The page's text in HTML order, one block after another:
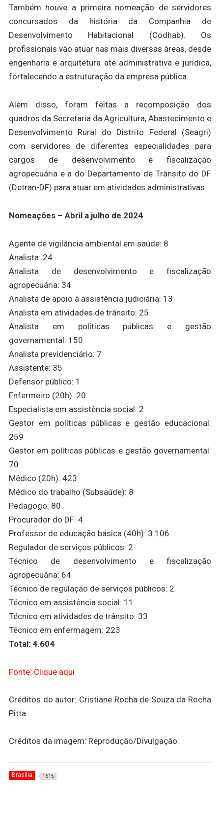
Também houve a primeira nomeação de servidores
concursados da história da Companhia de
Desenvolvimento Habitacional (Codhab). Os
profissionais vão atuar nas mais diversas áreas, desde
engenharia e arquitetura até administrativa e jurídica,
fortalecendo a estruturação da empresa pública.
Além disso, foram feitas a recomposição dos
quadros da Secretaria da Agricultura, Abastecimento e
Desenvolvimento Rural do Distrito Federal (Seagri)
com servidores de diferentes especialidades para
cargos de desenvolvimento e fiscalização
agropecuária e a do Departamento de Trânsito do DF
(Detran-DF) para atuar em atividades administrativas.
Nomeações – Abril a julho de 2024
Agente de vigilância ambiental em saúde: 8
Analista: 24
Analista de desenvolvimento e fiscalização
agropecuária: 34
Analista de apoio à assistência judiciária: 13
Analista em atividades de trânsito: 25
Analista em políticas públicas e gestão
governamental: 150
Analista previdenciário: 7
Assistente: 35
Defensor público: 1
Enfermeiro (20h): 20
Especialista em assistência social: 2
Gestor em políticas públicas e gestão educacional:
259
Gestor em políticas públicas e gestão governamental:
70
Médico (20h): 423
Médico do trabalho (Subsaúde): 8
Pedagogo: 80
Procurador do DF: 4
Professor de educação básica (40h): 3.106
Regulador de serviços públicos: 2
Técnico de desenvolvimento e fiscalização
agropecuária: 64
Técnico de regulação de serviços públicos: 2
Técnico em assistência social: 11
Técnico em atividades de trânsito: 33
Técnico em enfermagem: 223
Total: 4.604
Fonte: Clique aqui
Créditos do autor: Cristiane Rocha de Souza da Rocha
Pitta
Créditos da imagem: Reprodução/Divulgação
Brasília 1615